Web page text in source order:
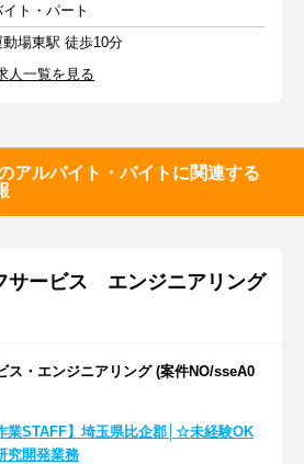
ト・パート
動場東駅 徒歩10分
人一覧を見る
アルバイト・バイトに関連する
サービス エンジニアリング
ス・エンジニアリング (案件NO/sseA0
業STAFF】埼玉県比企郡│☆未経験OK
究開発業務